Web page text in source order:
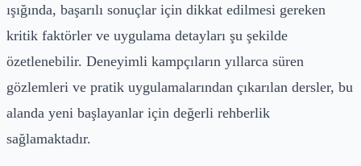
ışığında, başarılı sonuçlar için dikkat edilmesi gereken
kritik faktörler ve uygulama detayları şu şekilde
özetlenebilir. Deneyimli kampçıların yıllarca süren
gözlemleri ve pratik uygulamalarından çıkarılan dersler, bu
alanda yeni başlayanlar için değerli rehberlik
sağlamaktadır.